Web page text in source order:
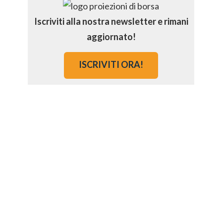
Iscriviti alla nostra newsletter e rimani
aggiornato!
ISCRIVITI ORA!